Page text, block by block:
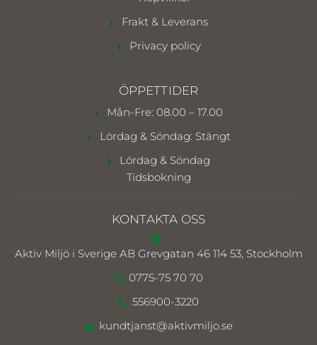
Frakt & Leverans
Privacy policy
ÖPPETTIDER
Mån-Fre: 08.00 – 17.00
Lördag & Söndag: Stängt
Lördag & Söndag
Tidsbokning
KONTAKTA OSS
Aktiv Miljö i Sverige AB Grevgatan 46 114 53, Stockholm
0775-75 70 70
556900-3220
kundtjanst@aktivmiljo.se